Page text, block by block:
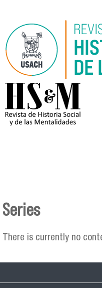
logo_hsm_2021.png
Series
There is currently no